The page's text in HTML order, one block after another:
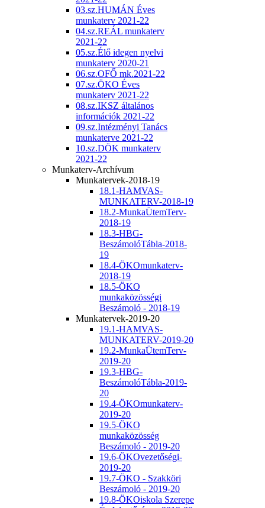
03.sz.HUMÁN Éves
munkaterv 2021-22
04.sz.REÁL munkaterv
2021-22
05.sz.Élő idegen nyelvi
munkaterv 2020-21
06.sz.OFŐ mk.2021-22
07.sz.ÖKO Éves
munkaterv 2021-22
08.sz.IKSZ általános
információk 2021-22
09.sz.Intézményi Tanács
munkaterve 2021-22
10.sz.DÖK munkaterv
2021-22
Munkaterv-Archívum
Munkatervek-2018-19
18.1-HAMVAS-
MUNKATERV-2018-19
18.2-MunkaÜtemTerv-
2018-19
18.3-HBG-
BeszámolóTábla-2018-
19
18.4-ÖKOmunkaterv-
2018-19
18.5-ÖKO
munkaközösségi
Beszámoló - 2018-19
Munkatervek-2019-20
19.1-HAMVAS-
MUNKATERV-2019-20
19.2-MunkaÜtemTerv-
2019-20
19.3-HBG-
BeszámolóTábla-2019-
20
19.4-ÖKOmunkaterv-
2019-20
19.5-ÖKO
munkaközösség
Beszámoló - 2019-20
19.6-ÖKOvezetőségi-
2019-20
19.7-ÖKO - Szakköri
Beszámoló - 2019-20
19.8-ÖKOiskola Szerepe